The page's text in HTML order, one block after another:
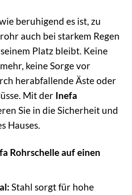
beruhigend es ist, zu
auch bei starkem Regen
Platz bleibt. Keine
keine Sorge vor
herabfallende Äste oder
Mit der Inefa
Sie in die Sicherheit und
Hauses.
Rohrschelle auf einen
Stahl sorgt für hohe